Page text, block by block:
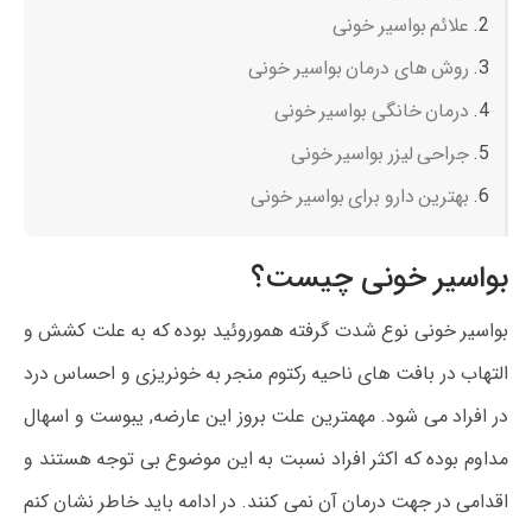
علائم بواسیر خونی
روش های درمان بواسیر خونی
درمان خانگی بواسیر خونی
جراحی لیزر بواسیر خونی
بهترین دارو برای بواسیر خونی
بواسیر خونی چیست؟
بواسیر خونی نوع شدت گرفته هموروئید بوده که به علت کشش و
التهاب در بافت های ناحیه رکتوم منجر به خونریزی و احساس درد
در افراد می شود. مهمترین علت بروز این عارضه, یبوست و اسهال
مداوم بوده که اکثر افراد نسبت به این موضوع بی توجه هستند و
اقدامی در جهت درمان آن نمی کنند. در ادامه باید خاطر نشان کنم